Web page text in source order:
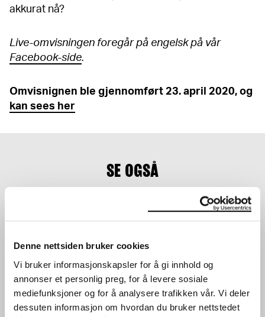
Denne nettsiden bruker cookies
Vi bruker informasjonskapsler for å gi innhold og
annonser et personlig preg, for å levere sosiale
mediefunksjoner og for å analysere trafikken vår. Vi deler
dessuten informasjon om hvordan du bruker nettstedet
akkurat nå?
Live-omvisningen foregår på engelsk på vår
Facebook-side.
Omvisnignen ble gjennomført 23. april 2020, og
kan sees her
SE OGSÅ
OMVISNING FOR MEDLEM
GOYA OG MUNCH
06.02.2024,15:45
OMVISNING FOR MEDLEM
ALICE NEEL
21.11.2023,15:45